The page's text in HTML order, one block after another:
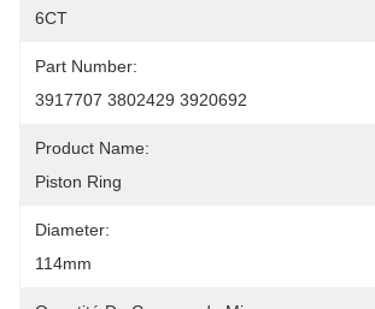
6CT
Part Number:
3917707 3802429 3920692
Product Name:
Piston Ring
Diameter:
114mm